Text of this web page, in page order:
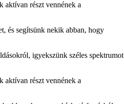
aktívan részt vennének a
és segítsünk nekik abban, hogy
igyekszünk széles spektrumot
aktívan részt vennének a